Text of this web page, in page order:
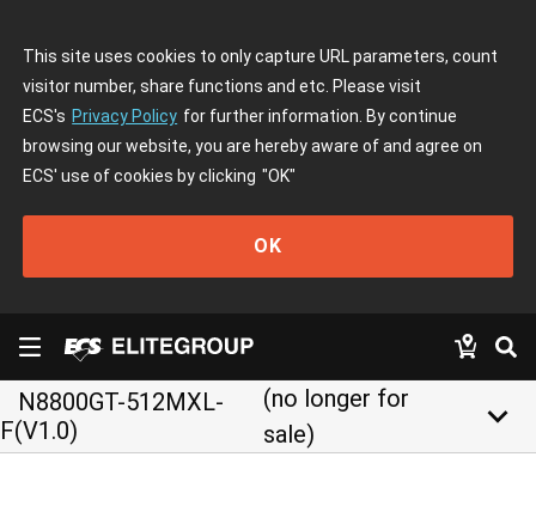
This site uses cookies to only capture URL parameters, count
visitor number, share functions and etc. Please visit
ECS's Privacy Policy for further information. By continue
browsing our website, you are hereby aware of and agree on
ECS' use of cookies by clicking "OK"
OK
N8800GT-512MXL-
F(V1.0)
(no longer for
sale)
keyboard_arrow_down